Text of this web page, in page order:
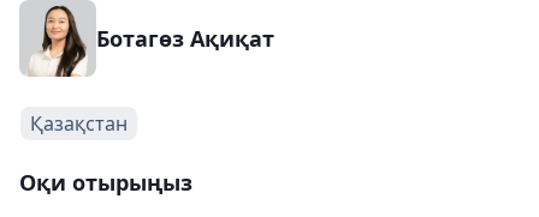
Ботагөз Ақиқат
Қазақстан
Оқи отырыңыз